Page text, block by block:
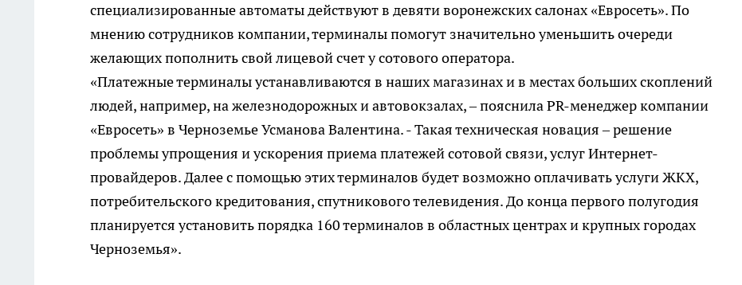
специализированные автоматы действуют в девяти воронежских салонах «Евросеть». По
мнению сотрудников компании, терминалы помогут значительно уменьшить очереди
желающих пополнить свой лицевой счет у сотового оператора.
«Платежные терминалы устанавливаются в наших магазинах и в местах больших скоплений
людей, например, на железнодорожных и автовокзалах, – пояснила PR-менеджер компании
«Евросеть» в Черноземье Усманова Валентина. - Такая техническая новация – решение
проблемы упрощения и ускорения приема платежей сотовой связи, услуг Интернет-
провайдеров. Далее с помощью этих терминалов будет возможно оплачивать услуги ЖКХ,
потребительского кредитования, спутникового телевидения. До конца первого полугодия
планируется установить порядка 160 терминалов в областных центрах и крупных городах
Черноземья».